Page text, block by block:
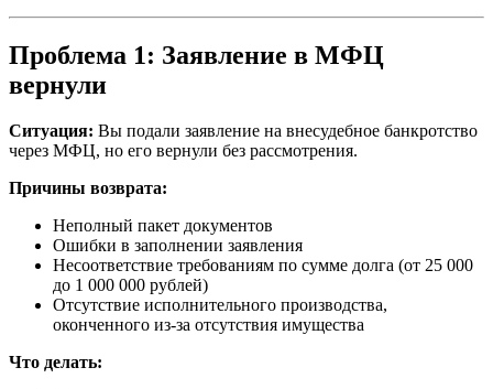
Проблема 1: Заявление в МФЦ
вернули
Ситуация: Вы подали заявление на внесудебное банкротство
через МФЦ, но его вернули без рассмотрения.
Причины возврата:
Неполный пакет документов
Ошибки в заполнении заявления
Несоответствие требованиям по сумме долга (от 25 000
до 1 000 000 рублей)
Отсутствие исполнительного производства,
оконченного из-за отсутствия имущества
Что делать: